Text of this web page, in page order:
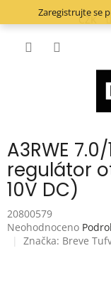
Zaregistrujte se
CZK
A3RWE
regulátor
10V DC)
20800579
Průměrné
hodnocení
Neohodnoceno
Značka: Breve